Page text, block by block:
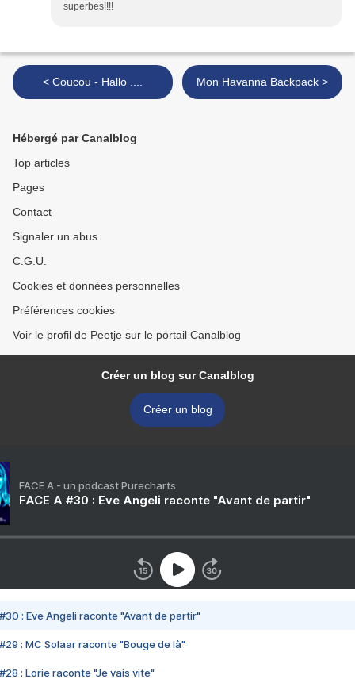
superbes!!!!
< Coucou - Hallo .... Mon Havanna Backpack >
Hébergé par Canalblog
Top articles
Pages
Contact
Signaler un abus
C.G.U.
Cookies et données personnelles
Préférences cookies
Voir le profil de Peetje sur le portail Canalblog
Créer un blog sur Canalblog
Créer un blog
FACE A - un podcast Purecharts
FACE A #30 : Eve Angeli raconte "Avant de partir"
#30 : Eve Angeli raconte "Avant de partir"
#29 : MC Solaar raconte "Bouge de là"
#28 : Lorie raconte "Je vais vite"